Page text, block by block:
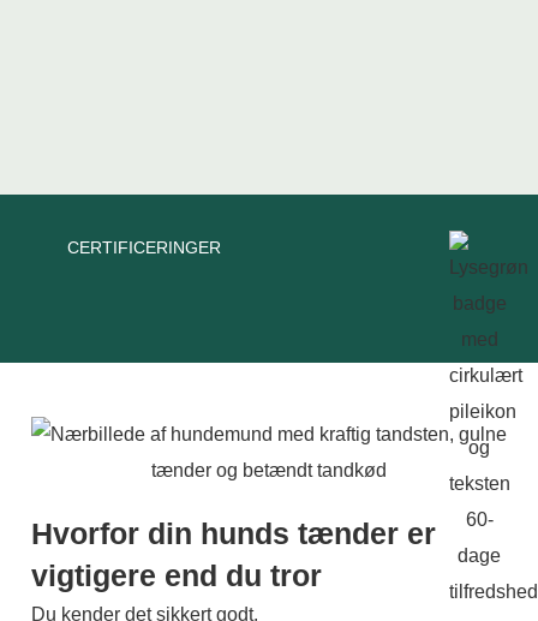
CERTIFICERINGER
Hvorfor din hunds tænder er
vigtigere end du tror
Du kender det sikkert godt.